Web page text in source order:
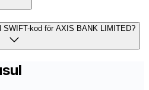
SWIFT-kod för AXIS BANK LIMITED?